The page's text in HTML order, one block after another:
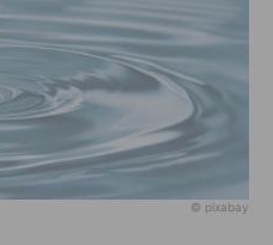
© pixabay